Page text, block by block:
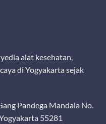
alat kesehatan,
di Yogyakarta sejak
Pandega Mandala No.
55281